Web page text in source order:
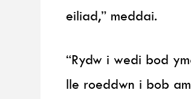
eiliad,” meddai.
“Rydw i wedi bod
lle roeddwn i bob